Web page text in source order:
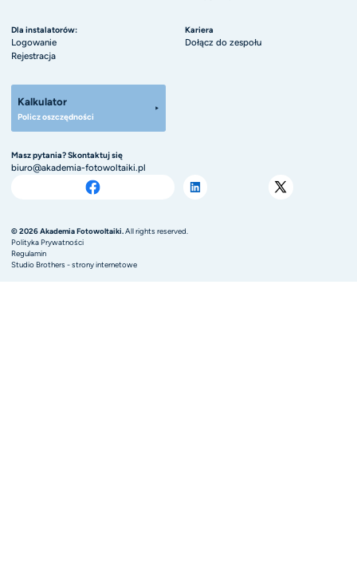
Dla instalatorów:
Logowanie
Rejestracja
Kariera
Dołącz do zespołu
Kalkulator
Policz oszczędności
Masz pytania? Skontaktuj się
biuro@akademia-fotowoltaiki.pl
© 2026 Akademia Fotowoltaiki.All rights reserved.
Polityka Prywatności
Regulamin
Studio Brothers - strony internetowe